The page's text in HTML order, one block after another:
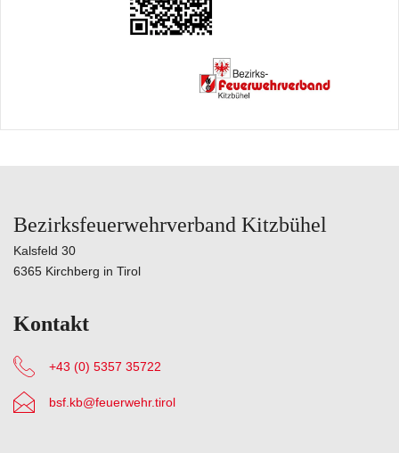
Bezirksfeuerwehrverband Kitzbühel
Kalsfeld 30
6365 Kirchberg in Tirol
Kontakt
+43 (0) 5357 35722
bsf.kb@feuerwehr.tirol